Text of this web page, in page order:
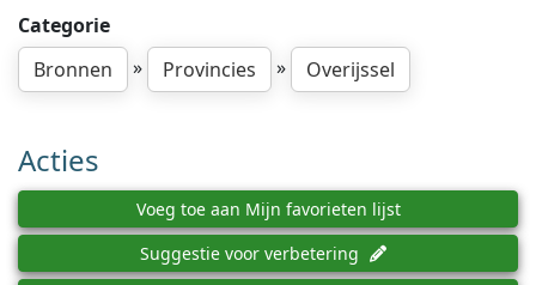
Categorie
Bronnen
» Provincies » Overijssel
Acties
Voeg toe aan Mijn favorieten lijst
Suggestie voor verbetering